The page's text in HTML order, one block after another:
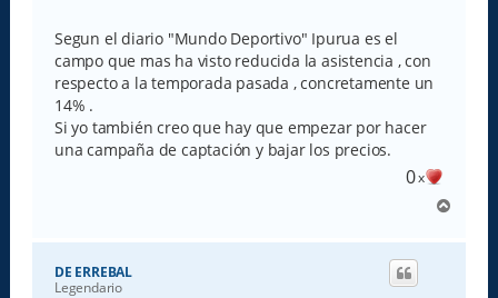
s
a
j
e
Segun el diario "Mundo Deportivo" Ipurua es el
campo que mas ha visto reducida la asistencia , con
respecto a la temporada pasada , concretamente un
14% .
Si yo también creo que hay que empezar por hacer
una campaña de captación y bajar los precios.
0x
r
DE ERREBAL
Legendario